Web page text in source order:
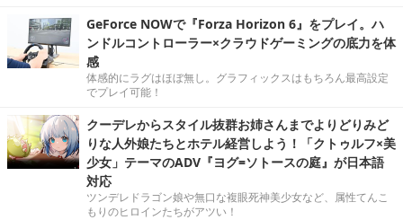
GeForce NOWで『Forza Horizon 6』をプレイ。ハ
ンドルコントローラー×クラウドゲーミングの底力を体
感
体感的にラグはほぼ無し。グラフィックスはもちろん最高設定
でプレイ可能！
クーデレからスタイル抜群お姉さんまでよりどりみど
りな人外娘たちとホテル経営しよう！「クトゥルフ×美
少女」テーマのADV『ヨグ=ソトースの庭』が日本語
対応
ツンデレドラゴン娘や無口な複眼死神美少女など、属性てんこ
もりのヒロインたちがアツい！